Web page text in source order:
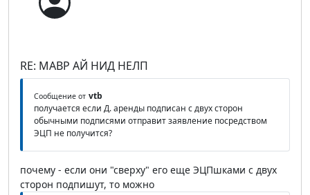
RE: МАВР АЙ НИД НЕЛП
Сообщение от vtb
получается если Д. аренды подписан с двух сторон
обычными подписями отправит заявление посредством
ЭЦП не получится?
почему - если они "сверху" его еще ЭЦПшками с двух
сторон подпишут, то можно